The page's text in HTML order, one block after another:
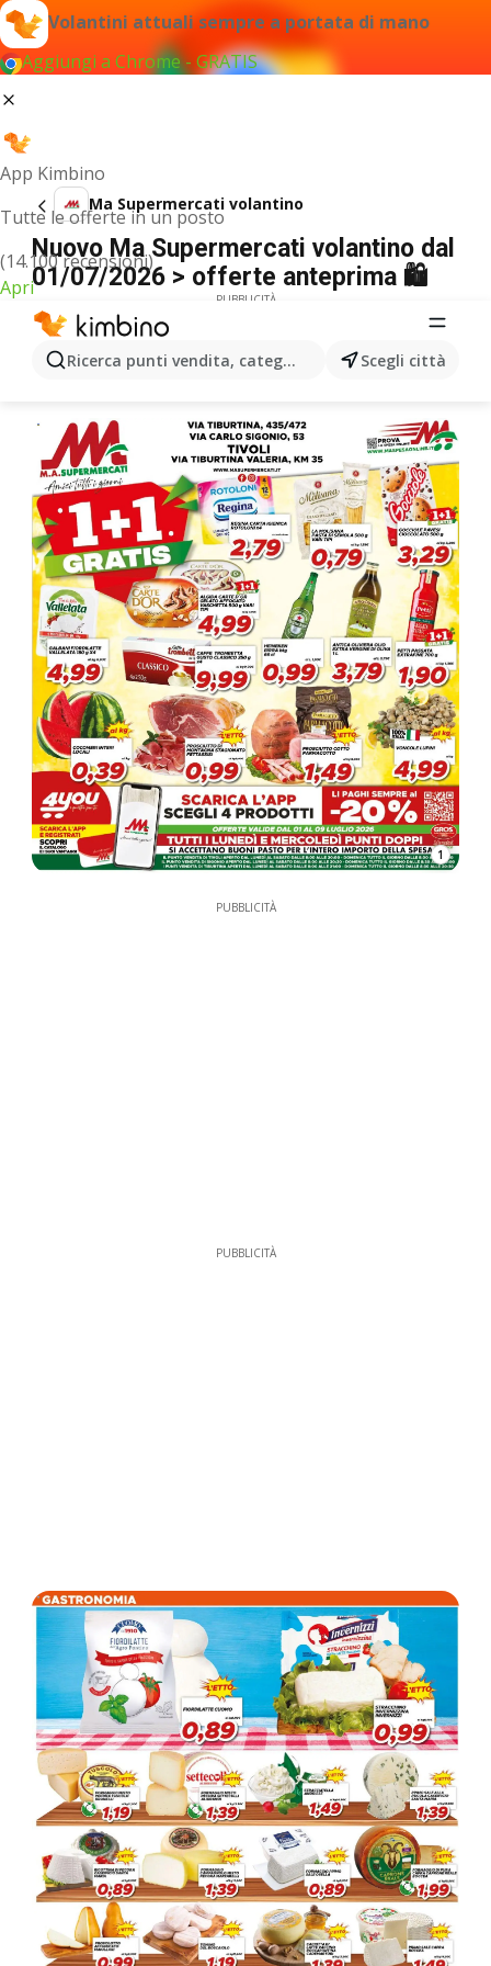
Volantini attuali sempre a portata di mano
Aggiungi a Chrome - GRATIS
App Kimbino
Tutte le offerte in un posto
(14.100 recensioni)
Apri
Ricerca punti vendita, categorie, prodotti...Scegli città
Ma Supermercati volantino
Nuovo Ma Supermercati volantino dal
01/07/2026 > offerte anteprima 🛍️
PUBBLICITÀ
1
PUBBLICITÀ
PUBBLICITÀ